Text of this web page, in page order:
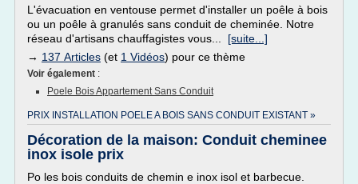
L'évacuation en ventouse permet d'installer un poêle à bois
ou un poêle à granulés sans conduit de cheminée. Notre
réseau d'artisans chauffagistes vous... [suite...]
→ 137 Articles (et 1 Vidéos) pour ce thème
Voir également :
Poele Bois Appartement Sans Conduit
PRIX INSTALLATION POELE A BOIS SANS CONDUIT EXISTANT »
Décoration de la maison: Conduit cheminee
inox isole prix
Po les bois conduits de chemin e inox isol et barbecue.